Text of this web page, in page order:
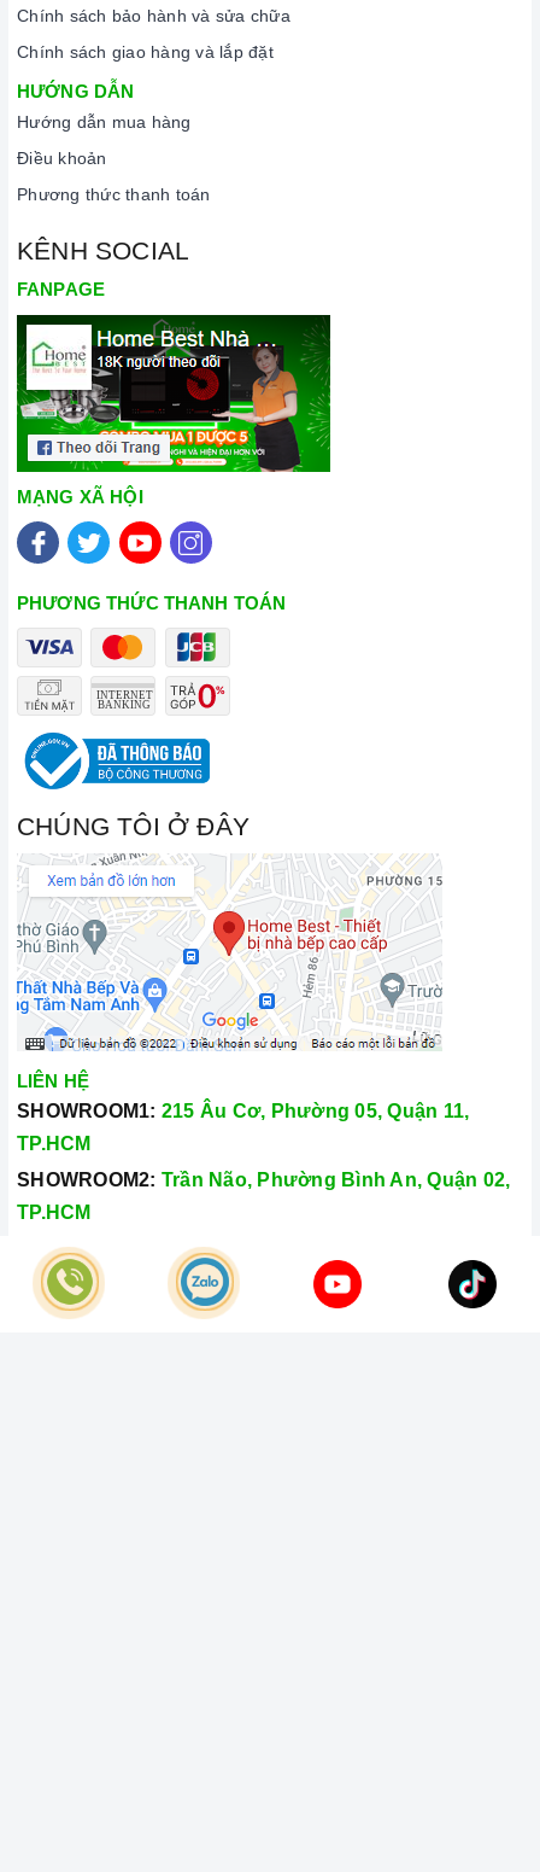
Chính sách bảo hành và sửa chữa
Chính sách giao hàng và lắp đặt
HƯỚNG DẪN
Hướng dẫn mua hàng
Điều khoản
Phương thức thanh toán
KÊNH SOCIAL
FANPAGE
MẠNG XÃ HỘI
PHƯƠNG THỨC THANH TOÁN
CHÚNG TÔI Ở ĐÂY
LIÊN HỆ
SHOWROOM1: 215 Âu Cơ, Phường 05, Quận 11,
TP.HCM
SHOWROOM2: Trần Não, Phường Bình An, Quận 02,
TP.HCM
Hotline:
028.66.79.8989
Khiếu nại: 0933.800.899